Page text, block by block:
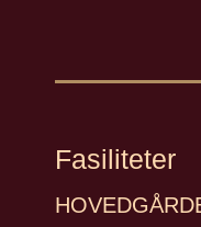
Fasiliteter